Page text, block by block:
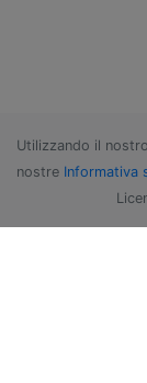
Utilizzando il
nostre Informativa